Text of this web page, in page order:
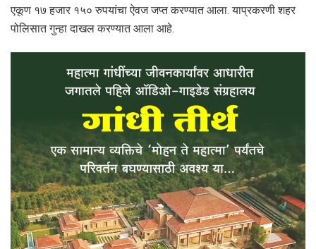
एकूण १७ हजार १५० रुपयांचा ऐवज जप्त करण्यात आला. याप्रकरणी शहर
पोलिसात गुन्हा दाखल करण्यात आला आहे.